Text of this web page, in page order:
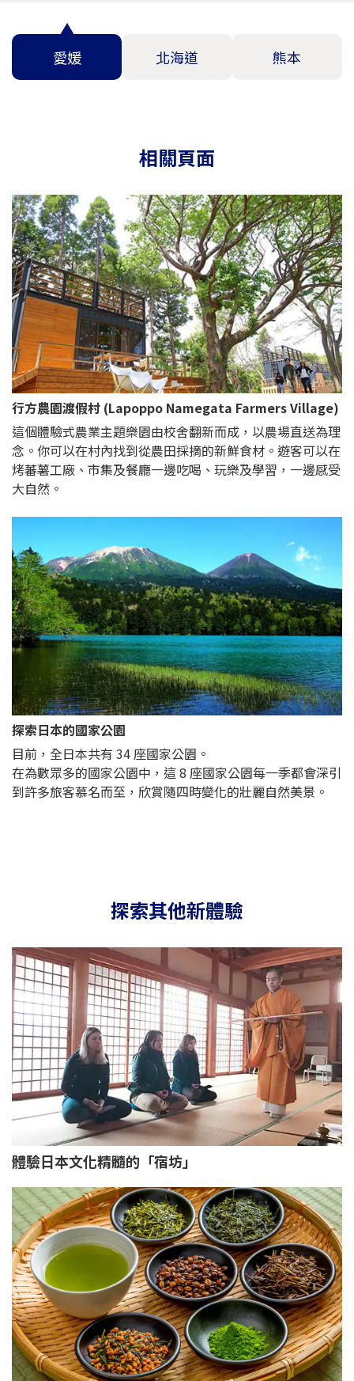
愛媛 北海道 熊本
相關頁面
行方農園渡假村 (Lapoppo Namegata Farmers Village)
這個體驗式農業主題樂園由校舍翻新而成，以農場直送為理
念。你可以在村內找到從農田採摘的新鮮食材。遊客可以在
烤蕃薯工廠、市集及餐廳一邊吃喝、玩樂及學習，一邊感受
大自然。
探索日本的國家公園
目前，全日本共有 34 座國家公園。
在為數眾多的國家公園中，這 8 座國家公園每一季都會深引
到許多旅客慕名而至，欣賞隨四時變化的壯麗自然美景。
探索其他新體驗
體驗日本文化精髓的「宿坊」